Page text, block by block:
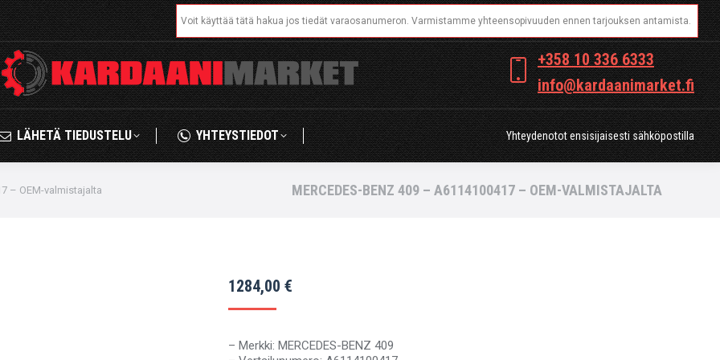
+358 10 336 6333
info@kardaanimarket.fi
LÄHETÄ TIEDUSTELU YHTEYSTIEDOT Yhteydenotot ensisijaisesti sähköpostilla
– OEM-valmistajalta MERCEDES-BENZ 409 – A6114100417 – OEM-VALMISTAJALTA
1284,00 €
– Merkki: MERCEDES-BENZ 409
LÄHETÄ TIEDUSTELU YHTEYSTIEDOT Yhteydenotot ensisijaisesti sähköpostilla